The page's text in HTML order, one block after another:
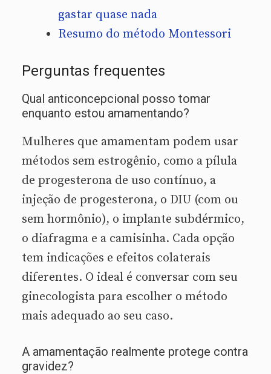
gastar quase nada
Resumo do método Montessori
Perguntas frequentes
Qual anticoncepcional posso tomar
enquanto estou amamentando?
Mulheres que amamentam podem usar
métodos sem estrogênio, como a pílula
de progesterona de uso contínuo, a
injeção de progesterona, o DIU (com ou
sem hormônio), o implante subdérmico,
o diafragma e a camisinha. Cada opção
tem indicações e efeitos colaterais
diferentes. O ideal é conversar com seu
ginecologista para escolher o método
mais adequado ao seu caso.
A amamentação realmente protege contra
gravidez?